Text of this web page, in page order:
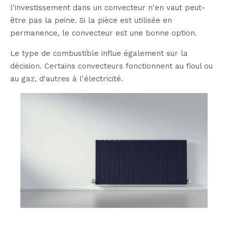
l'investissement dans un convecteur n'en vaut peut-
être pas la peine. Si la pièce est utilisée en
permanence, le convecteur est une bonne option.
Le type de combustible influe également sur la
décision. Certains convecteurs fonctionnent au fioul ou
au gaz, d'autres à l'électricité.